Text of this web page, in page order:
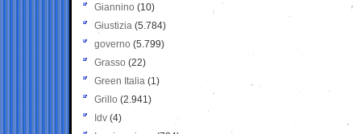
Giannino (10)
Giustizia (5.784)
governo (5.799)
Grasso (22)
Green Italia (1)
Grillo (2.941)
Idv (4)